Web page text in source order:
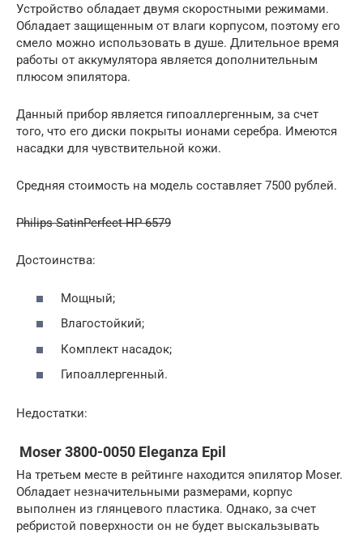
Устройство обладает двумя скоростными режимами.
Обладает защищенным от влаги корпусом, поэтому его
смело можно использовать в душе. Длительное время
работы от аккумулятора является дополнительным
плюсом эпилятора.
Данный прибор является гипоаллергенным, за счет
того, что его диски покрыты ионами серебра. Имеются
насадки для чувствительной кожи.
Средняя стоимость на модель составляет 7500 рублей.
Philips SatinPerfect HP 6579
Достоинства:
Мощный;
Влагостойкий;
Комплект насадок;
Гипоаллергенный.
Недостатки:
Moser 3800-0050 Eleganza Epil
На третьем месте в рейтинге находится эпилятор Moser.
Обладает незначительными размерами, корпус
выполнен из глянцевого пластика. Однако, за счет
ребристой поверхности он не будет выскальзывать